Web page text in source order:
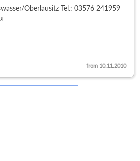
Oberlausitz Tel.: 03576 241959
from 10.11.2010